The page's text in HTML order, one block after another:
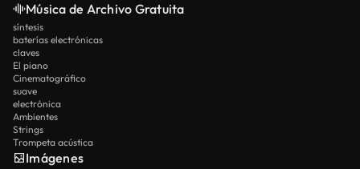
Música de Archivo Gratuita
síntesis
baterías electrónicas
claves
El piano
Cinematográfico
suave
electrónica
Ambientes
Strings
Trompeta acústica
Imágenes